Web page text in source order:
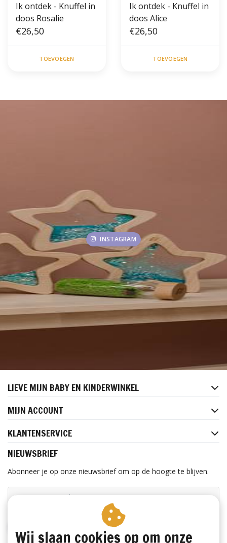
Ik ontdek - Knuffel in
doos Rosalie
€26,50
TOEVOEGEN
Ik ontdek - Knuffel in
doos Alice
€26,50
TOEVOEGEN
INSTAGRAM
LIEVE MIJN BABY EN KINDERWINKEL
MIJN ACCOUNT
KLANTENSERVICE
NIEUWSBRIEF
Abonneer je op onze nieuwsbrief om op de hoogte te blijven.
Wij slaan cookies op om onze